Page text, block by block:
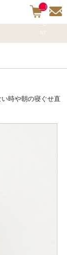
__I
TM
_C
NT
時や朝の寝ぐせ直